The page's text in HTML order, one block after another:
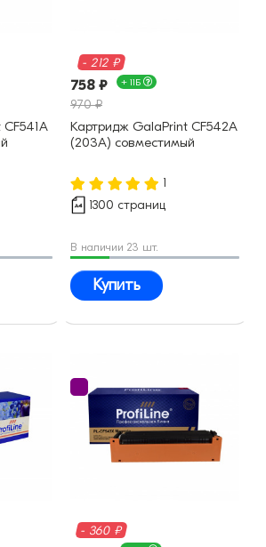
- 212 ₽
758 ₽ + 11Б
970 ₽
Картридж GalaPrint CF542A
(203A) совместимый
1
1300 страниц
В наличии 23 шт.
Купить
- 360 ₽